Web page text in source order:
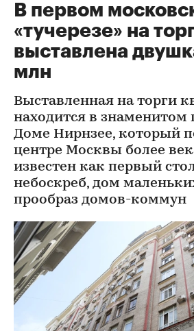
В первом
«тучерезе» на
выставлена
млн
Выставленная на торги
находится в
Доме Нирнзее, который
центре Москвы более
известен как первый
небоскреб, дом
прообраз домов-коммун